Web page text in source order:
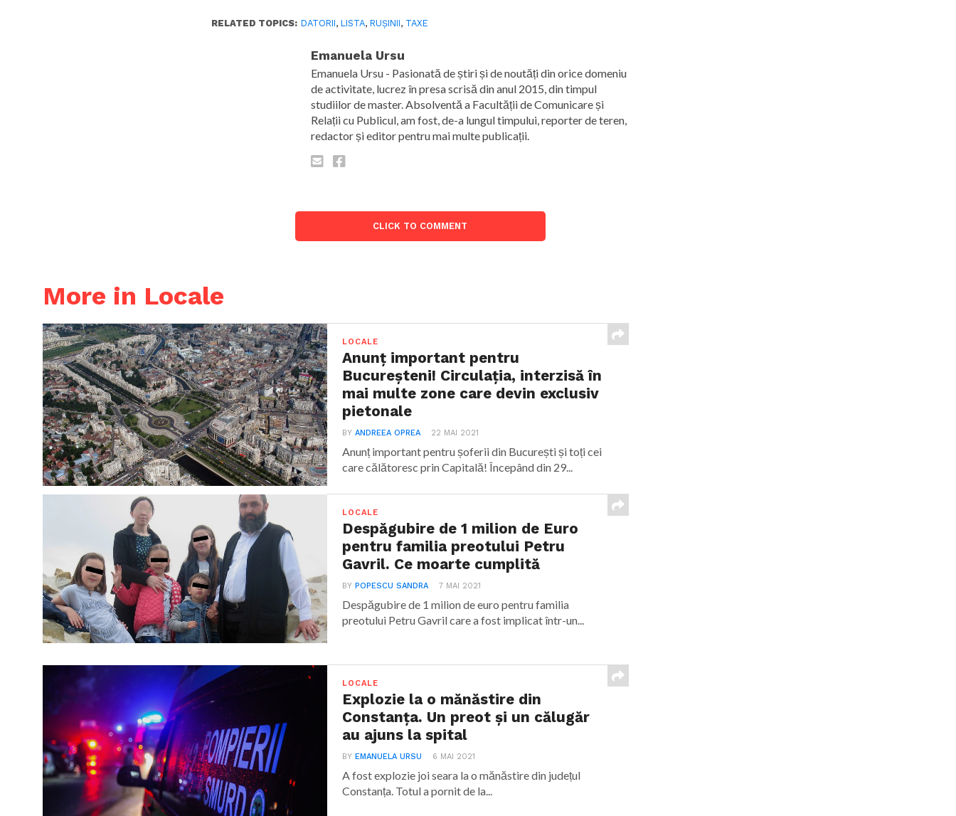
RELATED TOPICS: DATORII,LISTA,RUȘINII, TAXE
Emanuela Ursu
Emanuela Ursu - Pasionată de știri și de noutăți din orice domeniu
de activitate, lucrez în presa scrisă din anul 2015, din timpul
studiilor de master. Absolventă a Facultății de Comunicare și
Relații cu Publicul, am fost, de-a lungul timpului, reporter de teren,
redactor și editor pentru mai multe publicații.
CLICK TO COMMENT
More in Locale
LOCALE
Anunț important pentru
Bucureșteni! Circulația, interzisă în
mai multe zone care devin exclusiv
pietonale
BYANDREEA OPREA 22 MAI 2021
Anunț important pentru șoferii din București și toți cei
care călătoresc prin Capitală! Începând din 29...
LOCALE
Despăgubire de 1 milion de Euro
pentru familia preotului Petru
Gavril. Ce moarte cumplită
BYPOPESCU SANDRA 7 MAI 2021
Despăgubire de 1 milion de euro pentru familia
preotului Petru Gavril care a fost implicat într-un...
LOCALE
Explozie la o mănăstire din
Constanța. Un preot și un călugăr
au ajuns la spital
BYEMANUELA URSU 6 MAI 2021
A fost explozie joi seara la o mănăstire din județul
Constanța. Totul a pornit de la...